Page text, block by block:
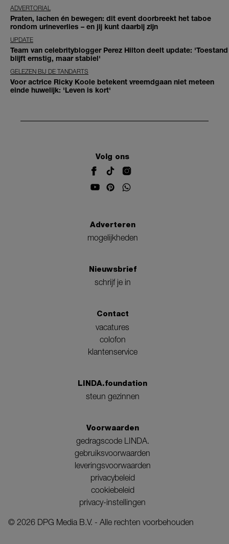
ADVERTORIAL
Praten, lachen én bewegen: dit event doorbreekt het taboe
rondom urineverlies – en jij kunt daarbij zijn
UPDATE
Team van celebrityblogger Perez Hilton deelt update: 'Toestand
blijft ernstig, maar stabiel'
GELEZEN BIJ DE TANDARTS
Voor actrice Ricky Koole betekent vreemdgaan niet meteen
einde huwelijk: 'Leven is kort'
Volg ons
Adverteren
mogelijkheden
Nieuwsbrief
schrijf je in
Contact
vacatures
colofon
klantenservice
LINDA.foundation
steun gezinnen
Voorwaarden
gedragscode LINDA.
gebruiksvoorwaarden
leveringsvoorwaarden
privacybeleid
cookiebeleid
privacy-instellingen
© 2026 DPG Media B.V. - Alle rechten voorbehouden